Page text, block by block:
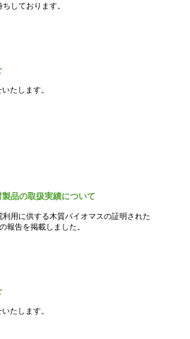
おります。
たします。
品の取扱実績について
用に供する木質バイオマスの証明された
報告を掲載しました。
たします。